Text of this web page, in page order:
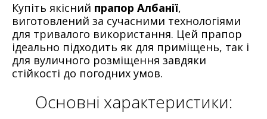
Купіть якісний прапор Албанії,
виготовлений за сучасними технологіями
для тривалого використання. Цей прапор
ідеально підходить як для приміщень, так і
для вуличного розміщення завдяки
стійкості до погодних умов.
Основні характеристики: